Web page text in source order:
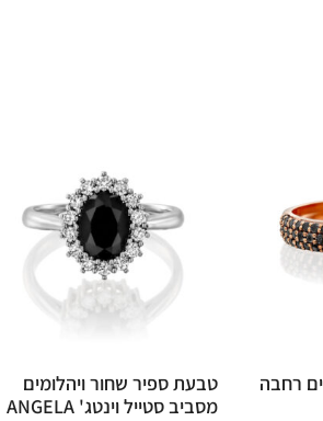
רחבה
טבעת ספיר שחור ויהלומים
מסביב סטייל וינטג' ANGELA